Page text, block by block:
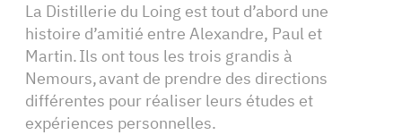
La Distillerie du Loing est tout d’abord une
histoire d’amitié entre Alexandre, Paul et
Martin. Ils ont tous les trois grandis à
Nemours, avant de prendre des directions
différentes pour réaliser leurs études et
expériences personnelles.